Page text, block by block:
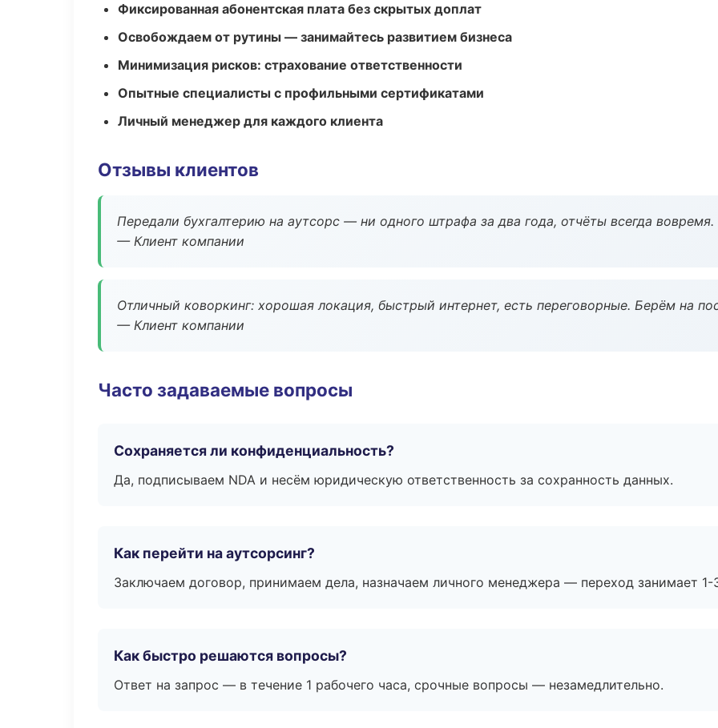
Фиксированная абонентская плата без скрытых доплат
Освобождаем от рутины — занимайтесь развитием бизнеса
Минимизация рисков: страхование ответственности
Опытные специалисты с профильными сертификатами
Личный менеджер для каждого клиента
Отзывы клиентов
Передали бухгалтерию на аутсорс — ни одного штрафа за два года, отчёты всегда вовремя.
— Клиент компании
Отличный коворкинг: хорошая локация, быстрый интернет, есть переговорные. Берём на
— Клиент компании
Часто задаваемые вопросы
Сохраняется ли конфиденциальность?
Да, подписываем NDA и несём юридическую ответственность за сохранность данных.
Как перейти на аутсорсинг?
Заключаем договор, принимаем дела, назначаем личного менеджера — переход занимает 1-
Как быстро решаются вопросы?
Ответ на запрос — в течение 1 рабочего часа, срочные вопросы — незамедлительно.